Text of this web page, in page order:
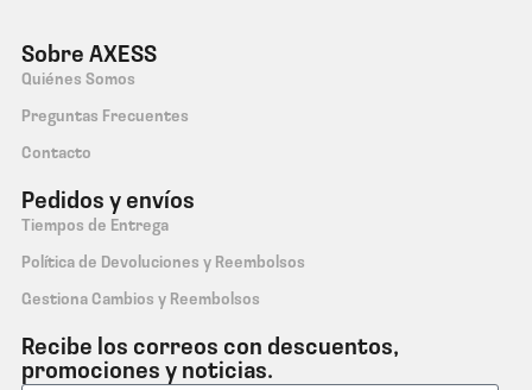
Sobre AXESS
Quiénes Somos
Preguntas Frecuentes
Contacto
Pedidos y envíos
Tiempos de Entrega
Política de Devoluciones y Reembolsos
Gestiona Cambios y Reembolsos
Recibe los correos con descuentos,
promociones y noticias.